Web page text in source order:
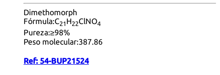
Dimethomorph
Fórmula:C21 H22ClNO4
Pureza:≥98%
Peso molecular:387.86
Ref: 54-BUP21524